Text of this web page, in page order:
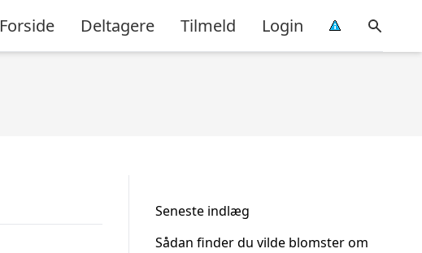
Forside Deltagere Tilmeld Login
Seneste indlæg
Sådan finder du vilde blomster om